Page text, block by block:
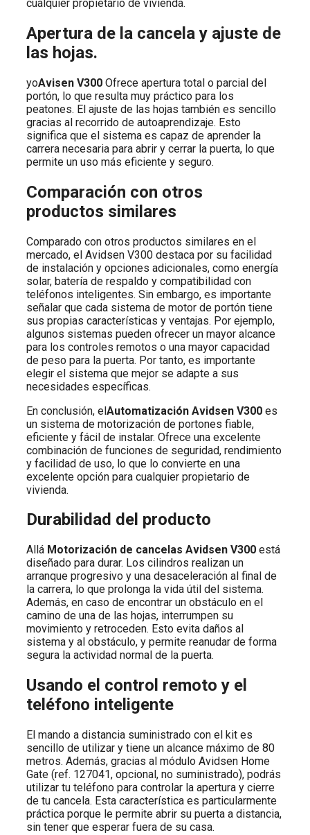
cualquier propietario de vivienda.
Apertura de la cancela y ajuste de
las hojas.
yoAvisen V300 Ofrece apertura total o parcial del
portón, lo que resulta muy práctico para los
peatones. El ajuste de las hojas también es sencillo
gracias al recorrido de autoaprendizaje. Esto
significa que el sistema es capaz de aprender la
carrera necesaria para abrir y cerrar la puerta, lo que
permite un uso más eficiente y seguro.
Comparación con otros
productos similares
Comparado con otros productos similares en el
mercado, el Avidsen V300 destaca por su facilidad
de instalación y opciones adicionales, como energía
solar, batería de respaldo y compatibilidad con
teléfonos inteligentes. Sin embargo, es importante
señalar que cada sistema de motor de portón tiene
sus propias características y ventajas. Por ejemplo,
algunos sistemas pueden ofrecer un mayor alcance
para los controles remotos o una mayor capacidad
de peso para la puerta. Por tanto, es importante
elegir el sistema que mejor se adapte a sus
necesidades específicas.
En conclusión, elAutomatización Avidsen V300 es
un sistema de motorización de portones fiable,
eficiente y fácil de instalar. Ofrece una excelente
combinación de funciones de seguridad, rendimiento
y facilidad de uso, lo que lo convierte en una
excelente opción para cualquier propietario de
vivienda.
Durabilidad del producto
Allá Motorización de cancelas Avidsen V300 está
diseñado para durar. Los cilindros realizan un
arranque progresivo y una desaceleración al final de
la carrera, lo que prolonga la vida útil del sistema.
Además, en caso de encontrar un obstáculo en el
camino de una de las hojas, interrumpen su
movimiento y retroceden. Esto evita daños al
sistema y al obstáculo, y permite reanudar de forma
segura la actividad normal de la puerta.
Usando el control remoto y el
teléfono inteligente
El mando a distancia suministrado con el kit es
sencillo de utilizar y tiene un alcance máximo de 80
metros. Además, gracias al módulo Avidsen Home
Gate (ref. 127041, opcional, no suministrado), podrás
utilizar tu teléfono para controlar la apertura y cierre
de tu cancela. Esta característica es particularmente
práctica porque le permite abrir su puerta a distancia,
sin tener que esperar fuera de su casa.